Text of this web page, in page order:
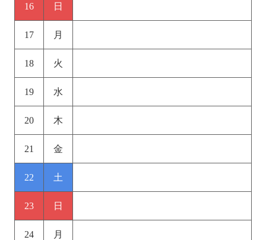
16 日
17 月
18 火
19 水
20 木
21 金
22 土
23 日
24 月